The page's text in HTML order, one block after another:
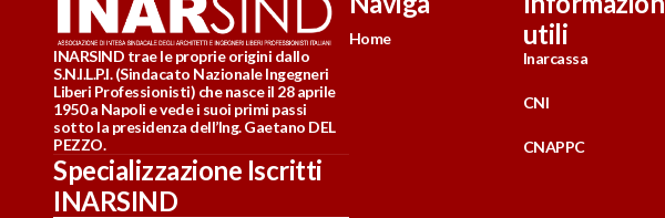
INARSIND trae le proprie origini dallo
S.N.I.L.P.I. (Sindacato Nazionale Ingegneri
Liberi Professionisti) che nasce il 28 aprile
1950 a Napoli e vede i suoi primi passi
sotto la presidenza dell’Ing. Gaetano DEL
PEZZO.
Specializzazione Iscritti
INARSIND
Home
utili
Inarcassa
CNI
CNAPPC